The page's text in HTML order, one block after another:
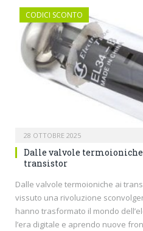
CODICI SCONTO
28 OTTOBRE 2025
Dalle valvole
transistor
Dalle valvole termoioniche ai
vissuto una rivoluzione
hanno trasformato il mondo
l’era digitale e aprendo nuove